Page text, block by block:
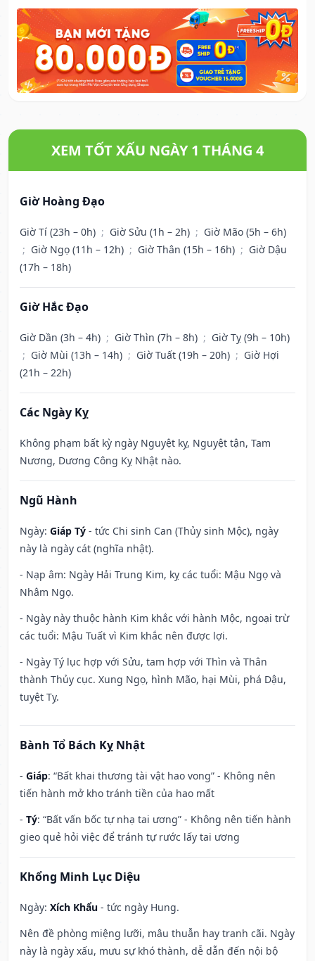
XEM TỐT XẤU NGÀY 1 THÁNG 4
Giờ Hoàng Đạo
Giờ Tí (23h – 0h) ; Giờ Sửu (1h – 2h) ; Giờ Mão (5h – 6h)
; Giờ Ngọ (11h – 12h) ; Giờ Thân (15h – 16h) ; Giờ Dậu
(17h – 18h)
Giờ Hắc Đạo
Giờ Dần (3h – 4h) ; Giờ Thìn (7h – 8h) ; Giờ Tỵ (9h – 10h)
; Giờ Mùi (13h – 14h) ; Giờ Tuất (19h – 20h) ; Giờ Hợi
(21h – 22h)
Các Ngày Kỵ
Không phạm bất kỳ ngày Nguyệt kỵ, Nguyệt tận, Tam
Nương, Dương Công Kỵ Nhật nào.
Ngũ Hành
Ngày: Giáp Tý - tức Chi sinh Can (Thủy sinh Mộc), ngày
này là ngày cát (nghĩa nhật).
- Nạp âm: Ngày Hải Trung Kim, kỵ các tuổi: Mậu Ngọ và
Nhâm Ngọ.
- Ngày này thuộc hành Kim khắc với hành Mộc, ngoại trừ
các tuổi: Mậu Tuất vì Kim khắc nên được lợi.
- Ngày Tý lục hợp với Sửu, tam hợp với Thìn và Thân
thành Thủy cục. Xung Ngọ, hình Mão, hại Mùi, phá Dậu,
tuyệt Tỵ.
Bành Tổ Bách Kỵ Nhật
- Giáp: “Bất khai thương tài vật hao vong” - Không nên
tiến hành mở kho tránh tiền của hao mất
- Tý: “Bất vấn bốc tự nhạ tai ương” - Không nên tiến hành
gieo quẻ hỏi việc để tránh tự rước lấy tai ương
Khổng Minh Lục Diệu
Ngày: Xích Khẩu - tức ngày Hung.
Nên đề phòng miệng lưỡi, mâu thuẫn hay tranh cãi. Ngày
này là ngày xấu, mưu sự khó thành, dễ dẫn đến nội bộ